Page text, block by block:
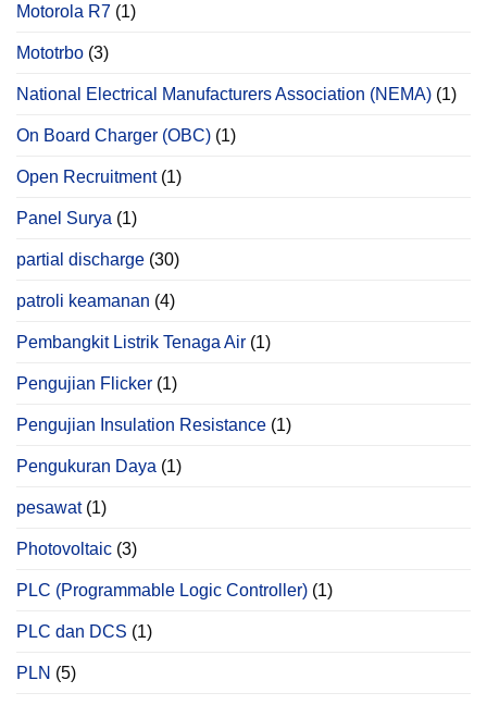
Motorola R7 (1)
Mototrbo (3)
National Electrical Manufacturers Association (NEMA) (1)
On Board Charger (OBC) (1)
Open Recruitment(1)
Panel Surya (1)
partial discharge (30)
patroli keamanan (4)
Pembangkit Listrik Tenaga Air (1)
Pengujian Flicker (1)
Pengujian Insulation Resistance (1)
Pengukuran Daya (1)
pesawat(1)
Photovoltaic (3)
PLC (Programmable Logic Controller) (1)
PLC dan DCS (1)
PLN (5)